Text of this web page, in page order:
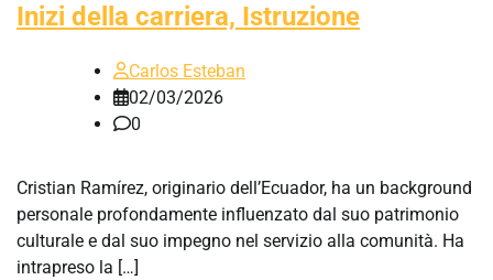
Inizi della carriera, Istruzione
Carlos Esteban
02/03/2026
0
Cristian Ramírez, originario dell’Ecuador, ha un background
personale profondamente influenzato dal suo patrimonio
culturale e dal suo impegno nel servizio alla comunità. Ha
intrapreso la […]